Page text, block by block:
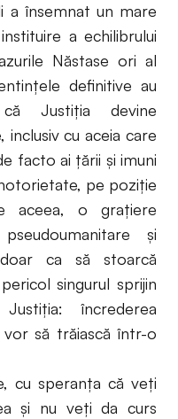
a însemnat un mare
a echilibrului
Năstase ori al
definitive au
Justiţia devine
cu aceia care
facto ai ţării şi imuni
pe poziţie
aceea, o graţiere
şi
ca să stoarcă
singurul sprijin
încrederea
să trăiască într-o
cu speranța că veți
și nu veți da curs